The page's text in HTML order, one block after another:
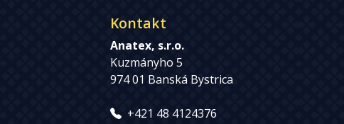
Kontakt
Anatex, s.r.o.
Kuzmányho 5
974 01 Banská Bystrica
+421 48 4124376